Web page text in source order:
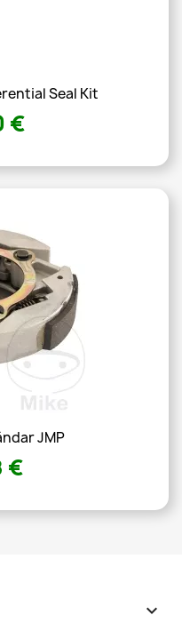
Seal Kit
€
JMP
€
